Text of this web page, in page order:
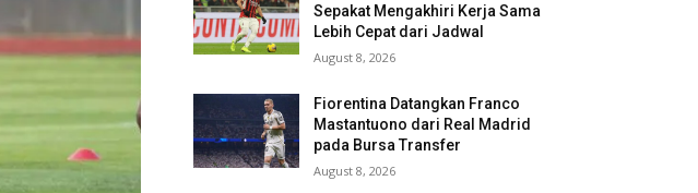
Sepakat Mengakhiri Kerja Sama
Lebih Cepat dari Jadwal
August 8, 2026
Fiorentina Datangkan Franco
Mastantuono dari Real Madrid
pada Bursa Transfer
August 8, 2026